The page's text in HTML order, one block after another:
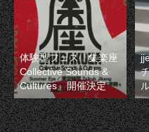
体験型フェス『集楽座
Collective Sounds &
Cultures』開催決定